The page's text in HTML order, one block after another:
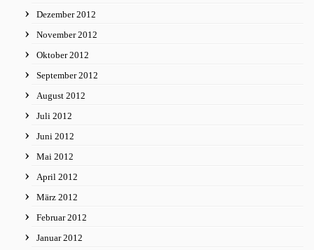
Dezember 2012
November 2012
Oktober 2012
September 2012
August 2012
Juli 2012
Juni 2012
Mai 2012
April 2012
März 2012
Februar 2012
Januar 2012